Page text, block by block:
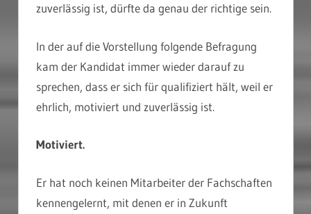
zuverlässig ist, dürfte da genau der richtige sein.
In der auf die Vorstellung folgende Befragung
kam der Kandidat immer wieder darauf zu
sprechen, dass er sich für qualifiziert hält, weil er
ehrlich, motiviert und zuverlässig ist.
Motiviert.
Er hat noch keinen Mitarbeiter der Fachschaften
kennengelernt, mit denen er in Zukunft